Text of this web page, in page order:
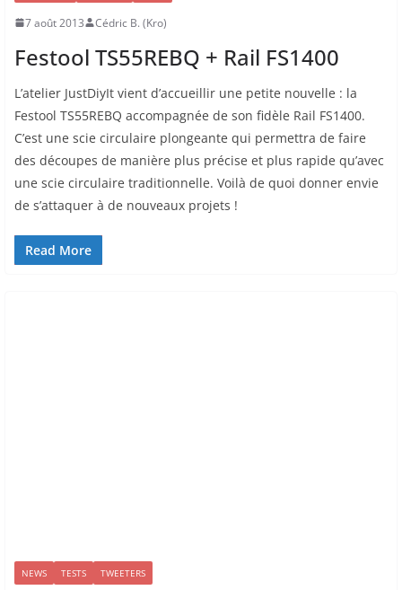
7 août 2013 Cédric B. (Kro)
Festool TS55REBQ + Rail FS1400
L’atelier JustDiyIt vient d’accueillir une petite nouvelle : la
Festool TS55REBQ accompagnée de son fidèle Rail FS1400.
C’est une scie circulaire plongeante qui permettra de faire
des découpes de manière plus précise et plus rapide qu’avec
une scie circulaire traditionnelle. Voilà de quoi donner envie
de s’attaquer à de nouveaux projets !
Read More
NEWS TESTS TWEETERS